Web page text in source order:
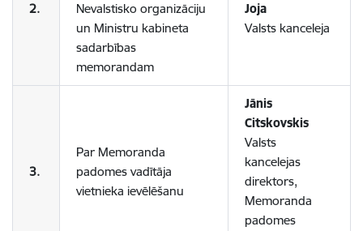
2.
Nevalstisko organizāciju
un Ministru kabineta
sadarbības
memorandam
Joja
Valsts kanceleja
3.
Par Memoranda
padomes vadītāja
vietnieka ievēlēšanu
Jānis
Citskovskis
Valsts
kancelejas
direktors,
Memoranda
padomes